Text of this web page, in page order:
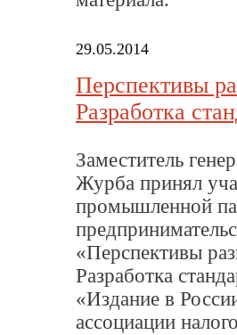
29.05.2014
Перспективы
Разработка
Заместитель
Журба принял
промышленной
«Перспективы
Разработка
«Издание в
ассоциации